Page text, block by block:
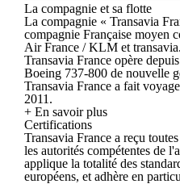
La compagnie et sa flotte
La compagnie « Transavia
compagnie Française moyen
Air France / KLM et
Transavia France opère
Boeing 737-800 de nouvelle
Transavia France a fait
2011.
+ En savoir plus
Certifications
Transavia France a reçu
les autorités compétentes de
applique la totalité des
européens, et adhère en